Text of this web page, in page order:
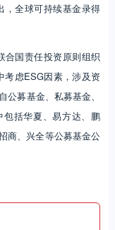
，全球可持续基金录得
合国责任投资原则组织
考虑ESG因素，涉及资
募基金、私募基金、
括华夏、易方达、鹏
商、兴全等公募基金公